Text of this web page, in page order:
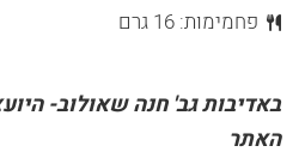
פחמימות: 16 גרם
באדיבות גב' חנה שאולוב-
האתר